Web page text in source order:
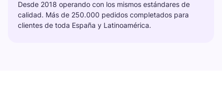
Desde 2018 operando con los mismos estándares de
calidad. Más de 250.000 pedidos completados para
clientes de toda España y Latinoamérica.